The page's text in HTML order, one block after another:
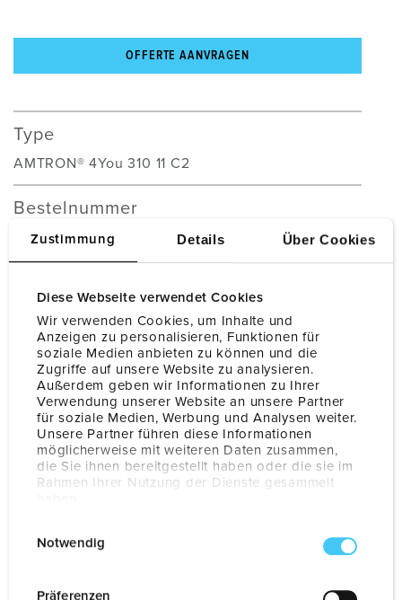
Zustimmung Details Über Cookies
Diese Webseite verwendet Cookies
Wir verwenden Cookies, um Inhalte und
Anzeigen zu personalisieren, Funktionen für
soziale Medien anbieten zu können und die
Zugriffe auf unsere Website zu analysieren.
Außerdem geben wir Informationen zu Ihrer
Verwendung unserer Website an unsere Partner
für soziale Medien, Werbung und Analysen weiter.
Unsere Partner führen diese Informationen
möglicherweise mit weiteren Daten zusammen,
die Sie ihnen bereitgestellt haben oder die sie im
Rahmen Ihrer Nutzung der Dienste gesammelt
Notwendig
Präferenzen
OFFERTE AANVRAGEN
Type
AMTRON® 4You 310 11 C2
Bestelnummer
1313201205BK
Stekkerapparaat
Vaste laadkabel (7,5 m)
Autorisatie
Autostart (Zonder toegangsbeveiliging)
Voertuigcommunicatie